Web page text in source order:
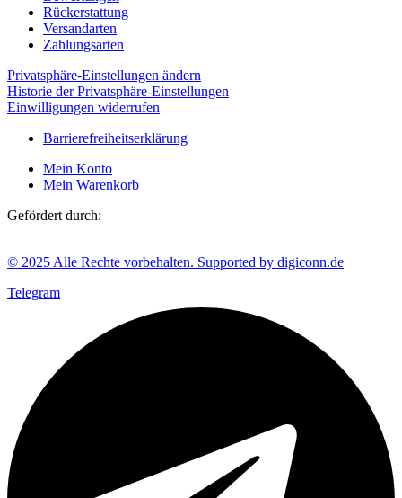
Rückerstattung
Versandarten
Zahlungsarten
Privatsphäre-Einstellungen ändern
Historie der Privatsphäre-Einstellungen
Einwilligungen widerrufen
Barrierefreiheitserklärung
Mein Konto
Mein Warenkorb
Gefördert durch:
© 2025 Alle Rechte vorbehalten. Supported by digiconn.de
Telegram